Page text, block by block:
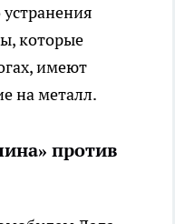
которые
имеют
на металл.
против